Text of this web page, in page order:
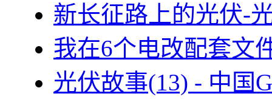
新长征路上的光伏-
我在6个电改配套文
光伏故事(13) - 中国